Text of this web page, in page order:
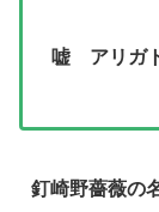
嘘 アリガ
釘崎野薔薇の